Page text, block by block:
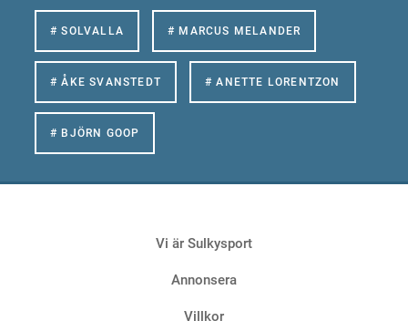
# SOLVALLA # MARCUS MELANDER
# ÅKE SVANSTEDT # ANETTE LORENTZON
# BJÖRN GOOP
Vi är Sulkysport
Annonsera
Villkor